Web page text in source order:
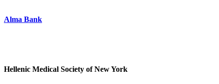
Alma Bank
Hellenic Medical Society of New York